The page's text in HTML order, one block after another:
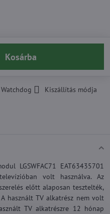
Kosárba
Watchdog
Kiszállítás módja
LGSWFAC71 EAT63435701
volt használva. Az
előtt alaposan tesztelték,
használt TV alkatrész nem volt
TV alkatrészre 12 hónap